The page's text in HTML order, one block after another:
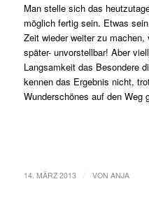
Man stelle sich das
möglich fertig sein. Etwas
Zeit wieder weiter zu
später- unvorstellbar! Aber
Langsamkeit das Besondere
kennen das Ergebnis nicht,
Wunderschönes auf den Weg
14. MÄRZ 2013 VON ANJA